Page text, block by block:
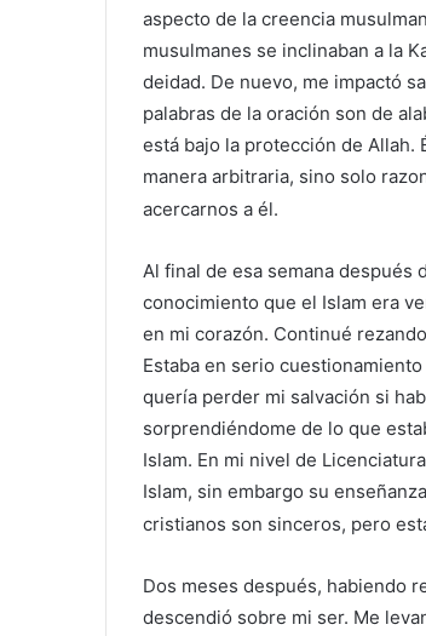
aspecto de la creencia
musulmanes se inclinaban a la
deidad. De nuevo, me impactó
palabras de la oración son de
está bajo la protección de Allah.
manera arbitraria, sino solo
acercarnos a él.
Al final de esa semana después
conocimiento que el Islam era
en mi corazón. Continué
Estaba en serio
quería perder mi salvación si
sorprendiéndome de lo que
Islam. En mi nivel de
Islam, sin embargo su
cristianos son sinceros, pero
Dos meses después, habiendo
descendió sobre mi ser. Me